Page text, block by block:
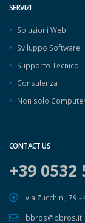
SERVIZI
Soluzioni Web
Sviluppo Software
Supporto Tecnico
Consulenza
Non solo
CONTACT US
+39 0532
via Zucchini, 79 -
bbros@bbros.it